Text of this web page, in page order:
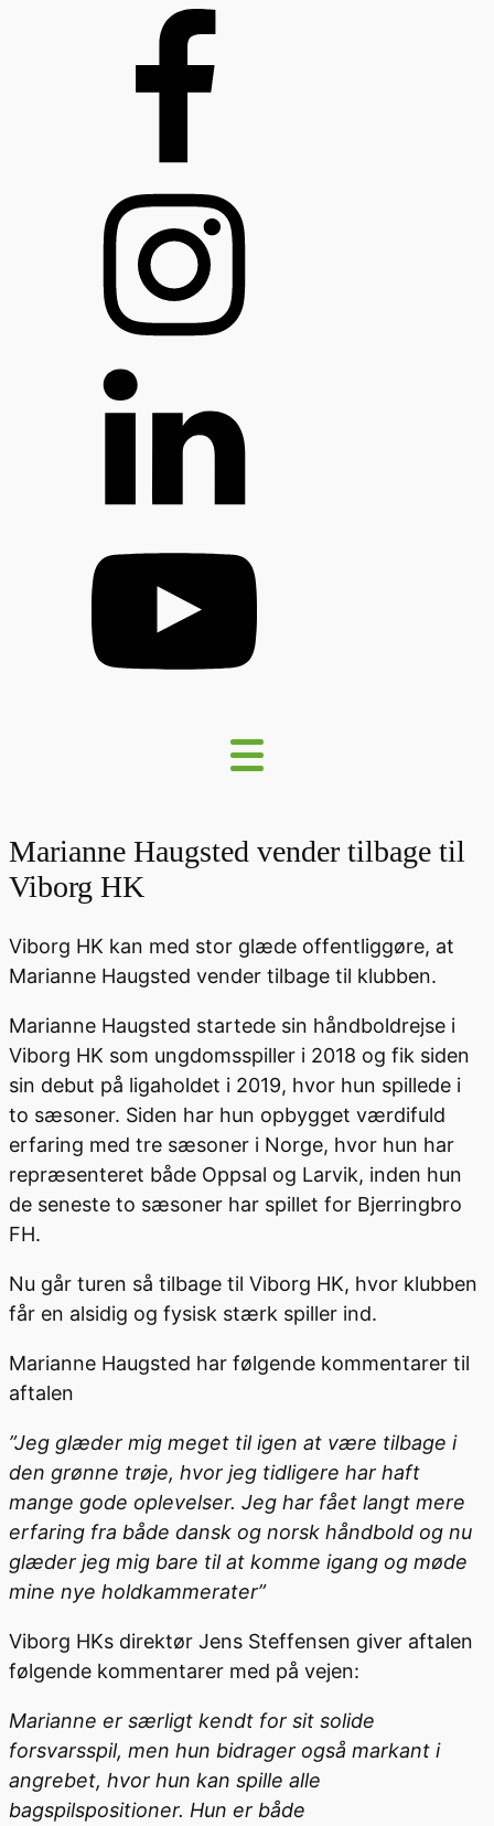
Marianne Haugsted vender tilbage til
Viborg HK
Viborg HK kan med stor glæde offentliggøre, at
Marianne Haugsted vender tilbage til klubben.
Marianne Haugsted startede sin håndboldrejse i
Viborg HK som ungdomsspiller i 2018 og fik siden
sin debut på ligaholdet i 2019, hvor hun spillede i
to sæsoner. Siden har hun opbygget værdifuld
erfaring med tre sæsoner i Norge, hvor hun har
repræsenteret både Oppsal og Larvik, inden hun
de seneste to sæsoner har spillet for Bjerringbro
FH.
Nu går turen så tilbage til Viborg HK, hvor klubben
får en alsidig og fysisk stærk spiller ind.
Marianne Haugsted har følgende kommentarer til
aftalen
”Jeg glæder mig meget til igen at være tilbage i
den grønne trøje, hvor jeg tidligere har haft
mange gode oplevelser. Jeg har fået langt mere
erfaring fra både dansk og norsk håndbold og nu
glæder jeg mig bare til at komme igang og møde
mine nye holdkammerater”
Viborg HKs direktør Jens Steffensen giver aftalen
følgende kommentarer med på vejen:
Marianne er særligt kendt for sit solide
forsvarsspil, men hun bidrager også markant i
angrebet, hvor hun kan spille alle
bagspilspositioner. Hun er både